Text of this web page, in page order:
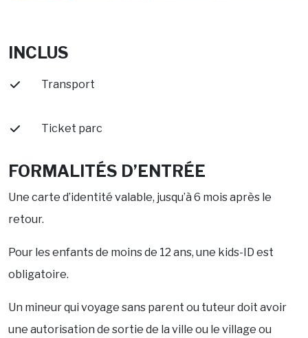
INCLUS
Transport
Ticket parc
FORMALITÉS D’ENTRÉE
Une carte d’identité valable, jusqu’à 6 mois après le
retour.
Pour les enfants de moins de 12 ans, une kids-ID est
obligatoire.
Un mineur qui voyage sans parent ou tuteur doit avoir
une autorisation de sortie de la ville ou le village ou